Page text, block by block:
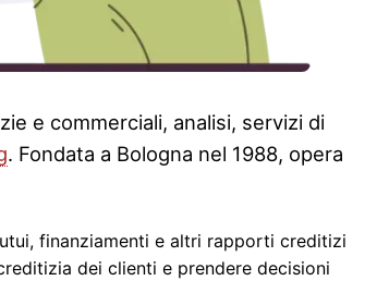
e commerciali, analisi, servizi di
. Fondata a Bologna nel 1988, opera
finanziamenti e altri rapporti creditizi
dei clienti e prendere decisioni